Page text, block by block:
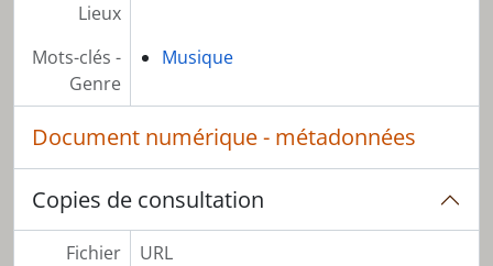
Lieux
Mots-clés -
Genre
Musique
Document numérique - métadonnées
Copies de consultation
Fichier
URL